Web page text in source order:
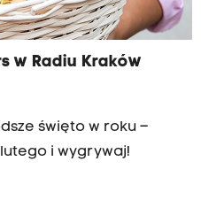
w Radiu Kraków
święto w roku –
lutego i wygrywaj!